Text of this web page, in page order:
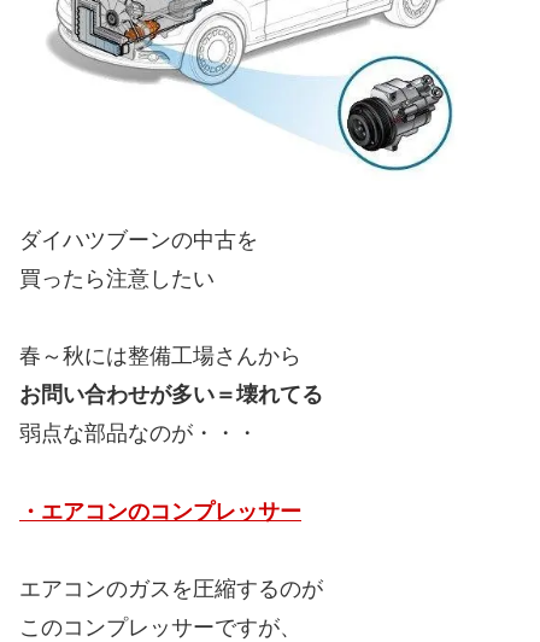
ダイハツブーンの中古を
買ったら注意したい
春～秋には整備工場さんから
お問い合わせが多い＝壊れてる
弱点な部品なのが・・・
・エアコンのコンプレッサー
エアコンのガスを圧縮するのが
このコンプレッサーですが、